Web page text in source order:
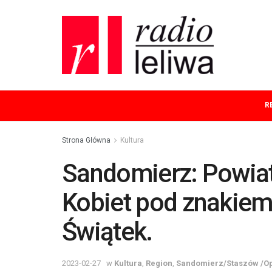
Strona Główna Kultura
Sandomierz:
Kobiet pod
Świątek.
2023-02-27 w Kultura Region Sandomierz/Staszów /